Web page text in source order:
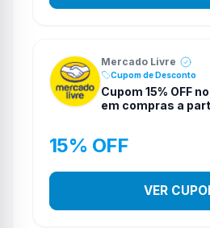
Mercado Livre
Cupom de Desconto
Cupom 15% OFF
em compras a
15% OFF
VER